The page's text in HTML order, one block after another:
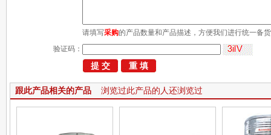
请填写采购的产品数量和产品描述，方便我们进行统一备
验证码：
跟此产品相关的产品 浏览过此产品的人还浏览过